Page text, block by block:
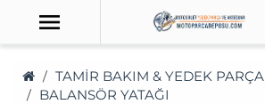
TAMİR BAKIM & YEDEK PARÇA
BALANSÖR YATAĞI